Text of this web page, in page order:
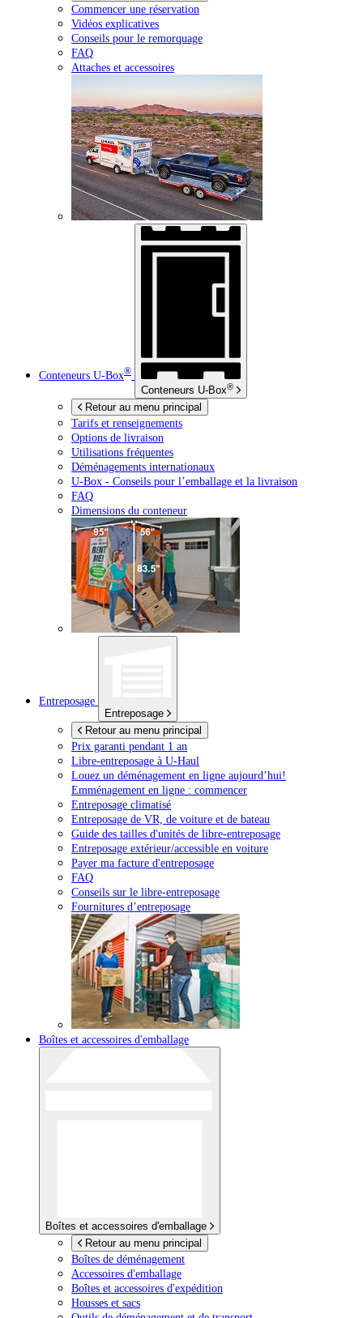
Commencer une réservation
Vidéos explicatives
Conseils pour le remorquage
FAQ
Attaches et accessoires
Conteneurs U-Box®
Conteneurs U-Box®
Retour au menu principal
Tarifs et renseignements
Options de livraison
Utilisations fréquentes
Déménagements internationaux
U-Box - Conseils pour l’emballage et la livraison
FAQ
Dimensions du conteneur
Entreposage
Entreposage
Retour au menu principal
Prix garanti pendant 1 an
Libre-entreposage à U-Haul
Louez un déménagement en ligne aujourd’hui!
Emménagement en ligne : commencer
Entreposage climatisé
Entreposage de VR, de voiture et de bateau
Guide des tailles d'unités de libre-entreposage
Entreposage extérieur/accessible en voiture
Payer ma facture d'entreposage
FAQ
Conseils sur le libre-entreposage
Fournitures d’entreposage
Boîtes et accessoires d'emballage
Boîtes et accessoires d'emballage
Retour au menu principal
Boîtes de déménagement
Accessoires d'emballage
Boîtes et accessoires d'expédition
Housses et sacs